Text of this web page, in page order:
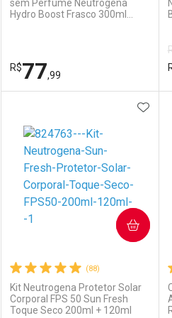
Comprar sem Desconto
Por R$ 31,19/cada
Por R$ 31,19/cada
sem Perfume Neutrogena
Hydro Boost Frasco 300ml
R$77,99
Laboratório
Por Menos
(88)
Kit Neutrogena Protetor Solar
Corporal FPS 50 Sun Fresh
Toque Seco 200ml + 120ml
COMPRAR